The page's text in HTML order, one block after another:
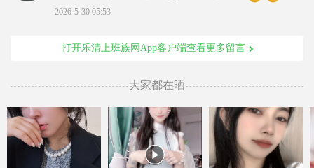
2026-5-30 05:53
打开乐清上班族网App客户端查看更多留言
大家都在晒
